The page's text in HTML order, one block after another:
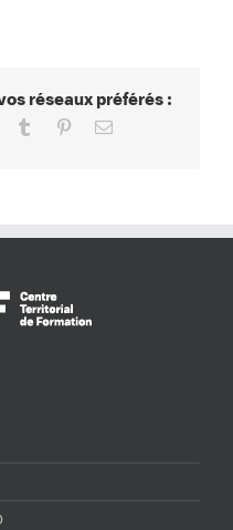
réseaux préférés :
WhatsApp
Tumblr PinterestEmail